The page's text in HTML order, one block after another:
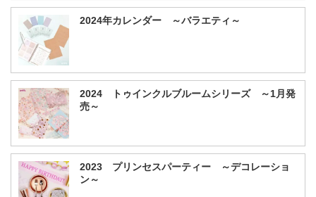
2024年カレンダー ～バラエティ～
2024 トゥインクルブルームシリーズ ～1月発
売～
2023 プリンセスパーティー ～デコレーショ
ン～